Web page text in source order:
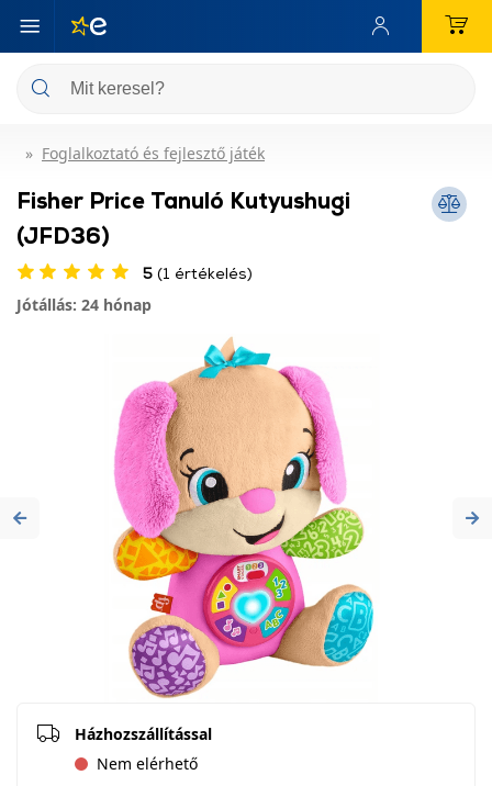
Foglalkoztató és fejlesztő játék
Fisher Price Tanuló Kutyushugi
(JFD36)
5 (1 értékelés)
Jótállás: 24 hónap
Previous
Házhozszállítással
Nem elérhető